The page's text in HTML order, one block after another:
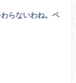
らないわね。ペ